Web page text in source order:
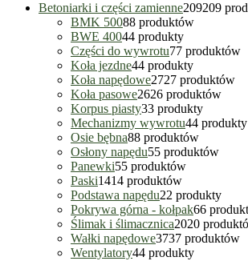
Betoniarki i części zamienne209209
BMK 50088 produktów
BWE 40044 produkty
Części do wywrotu77 produktów
Koła jezdne44 produkty
Koła napędowe2727 produktów
Koła pasowe2626 produktów
Korpus piasty33 produkty
Mechanizmy wywrotu44 produkty
Osie bębna88 produktów
Osłony napędu55 produktów
Panewki55 produktów
Paski1414 produktów
Podstawa napędu22 produkty
Pokrywa górna - kołpak66
Ślimak i ślimacznica2020
Wałki napędowe3737 produktów
Wentylatory44 produkty